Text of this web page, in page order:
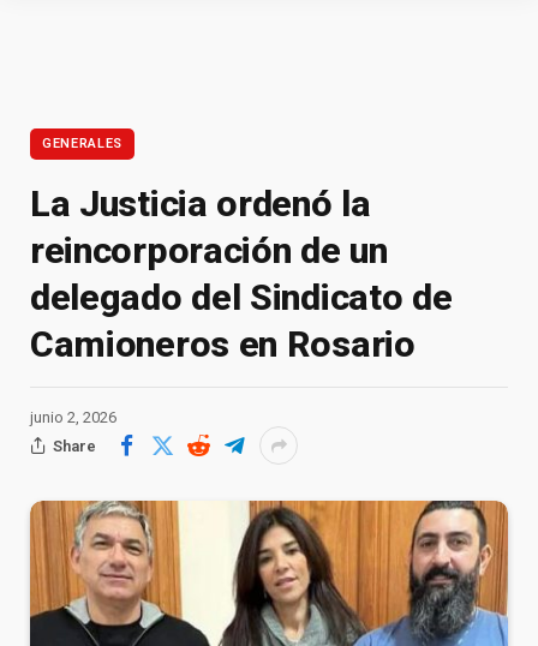
GENERALES
La Justicia ordenó la
reincorporación de un
delegado del Sindicato de
Camioneros en Rosario
junio 2, 2026
Share